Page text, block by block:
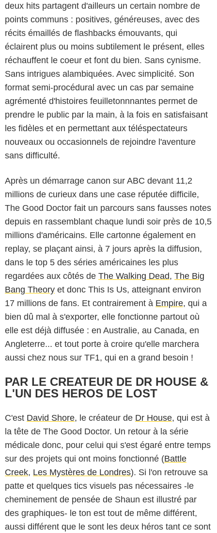
deux hits partagent d'ailleurs un certain nombre de
points communs : positives, généreuses, avec des
récits émaillés de flashbacks émouvants, qui
éclairent plus ou moins subtilement le présent, elles
réchauffent le coeur et font du bien. Sans cynisme.
Sans intrigues alambiquées. Avec simplicité. Son
format semi-procédural avec un cas par semaine
agrémenté d'histoires feuilletonnnantes permet de
prendre le public par la main, à la fois en satisfaisant
les fidèles et en permettant aux téléspectateurs
nouveaux ou occasionnels de rejoindre l'aventure
sans difficulté.
Après un démarrage canon sur ABC devant 11,2
millions de curieux dans une case réputée difficile,
The Good Doctor fait un parcours sans fausses notes
depuis en rassemblant chaque lundi soir près de 10,5
millions d'américains. Elle cartonne également en
replay, se plaçant ainsi, à 7 jours après la diffusion,
dans le top 5 des séries américaines les plus
regardées aux côtés de The Walking Dead, The Big
Bang Theory et donc This Is Us, atteignant environ
17 millions de fans. Et contrairement à Empire, qui a
bien dû mal à s'exporter, elle fonctionne partout où
elle est déjà diffusée : en Australie, au Canada, en
Angleterre... et tout porte à croire qu'elle marchera
aussi chez nous sur TF1, qui en a grand besoin !
PAR LE CREATEUR DE DR HOUSE &
L'UN DES HEROS DE LOST
C'est David Shore, le créateur de Dr House, qui est à
la tête de The Good Doctor. Un retour à la série
médicale donc, pour celui qui s'est égaré entre temps
sur des projets qui ont moins fonctionné (Battle
Creek, Les Mystères de Londres). Si l'on retrouve sa
patte et quelques tics visuels pas nécessaires -le
cheminement de pensée de Shaun est illustré par
des graphiques- le ton est tout de même différent,
aussi différent que le sont les deux héros tant ce sont